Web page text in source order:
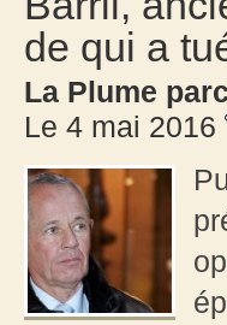
de qui a
La Plume
Le 4 mai 2016